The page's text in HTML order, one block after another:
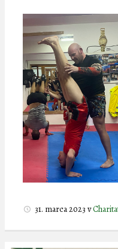
31. marca 2023 v